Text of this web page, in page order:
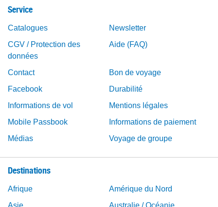
Service
Catalogues
Newsletter
CGV / Protection des
données
Aide (FAQ)
Contact
Bon de voyage
Facebook
Durabilité
Informations de vol
Mentions légales
Mobile Passbook
Informations de paiement
Médias
Voyage de groupe
Destinations
Afrique
Amérique du Nord
Asie
Australie / Océanie